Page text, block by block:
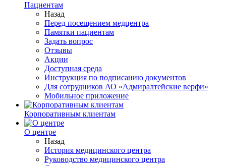
Пациентам
Назад
Перед посещением медцентра
Памятки пациентам
Задать вопрос
Отзывы
Акции
Доступная среда
Инструкция по подписанию документов
Для сотрудников АО «Адмиралтейские верфи»
Мобильное приложение
Корпоративным клиентам
О центре
Назад
История медицинского центра
Руководство медицинского центра